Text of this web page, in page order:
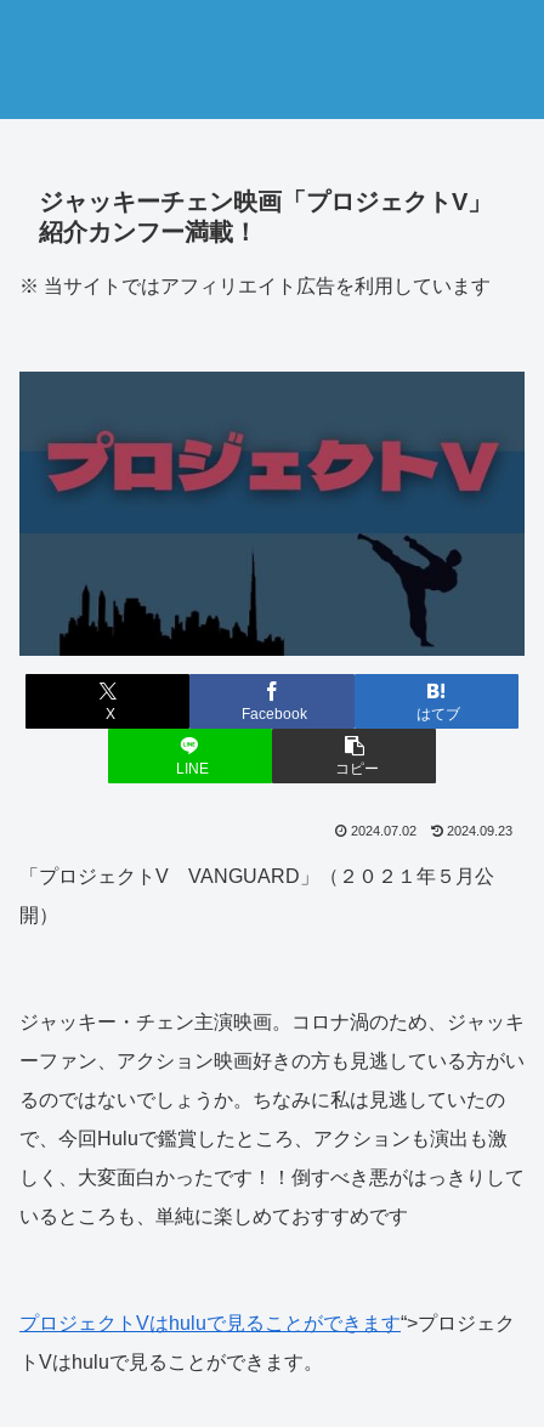
ジャッキーチェン映画「プロジェクトV」
紹介カンフー満載！
※ 当サイトではアフィリエイト広告を利用しています
X Facebook はてブ
LINE コピー
2024.07.02 2024.09.23
「プロジェクトV VANGUARD」（２０２１年５月公
開）
ジャッキー・チェン主演映画。コロナ渦のため、ジャッキ
ーファン、アクション映画好きの方も見逃している方がい
るのではないでしょうか。ちなみに私は見逃していたの
で、今回Huluで鑑賞したところ、アクションも演出も激
しく、大変面白かったです！！倒すべき悪がはっきりして
いるところも、単純に楽しめておすすめです
プロジェクトVはhuluで見ることができます“>プロジェク
トVはhuluで見ることができます。